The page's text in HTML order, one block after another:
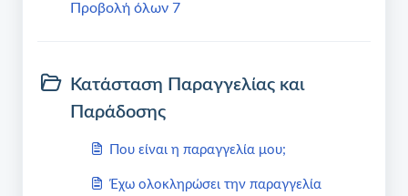
Προβολή όλων 7
Κατάσταση Παραγγελίας και
Παράδοσης
Που είναι η παραγγελία μου;
Έχω ολοκληρώσει την παραγγελία